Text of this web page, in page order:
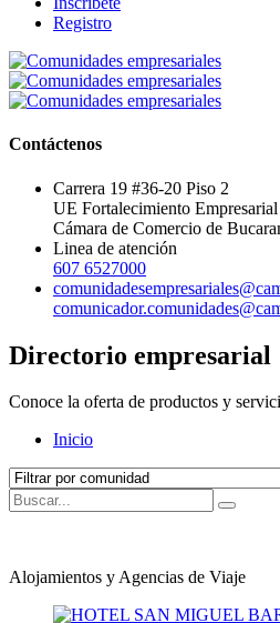
Registro
Contáctenos
Carrera 19 #36-20 Piso 2
UE Fortalecimiento
Cámara de Comercio de
Linea de atención
607 6527000
Directorio empresarial
Conoce la oferta de productos y
Inicio
Alojamientos y Agencias de Viaje